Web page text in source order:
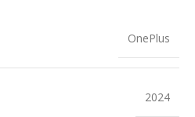
OnePlus
2024